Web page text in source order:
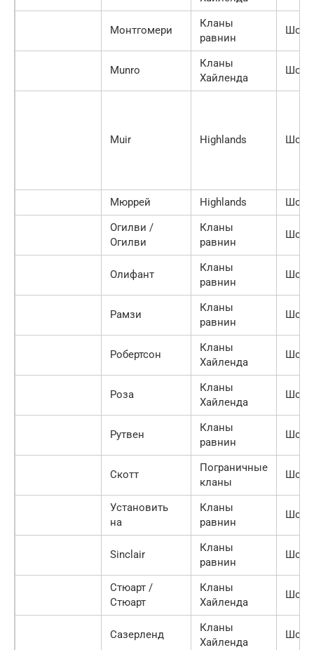
Монтгомери
Кланы
равнин
Munro
Кланы
Хайленда
Muir Highlands
Мюррей Highlands
Огилви /
Огилви
Кланы
равнин
Олифант
Кланы
равнин
Рамзи
Кланы
равнин
Робертсон
Кланы
Хайленда
Роза
Кланы
Хайленда
Рутвен
Кланы
равнин
Скотт
Пограничные
кланы
Установить
на
Кланы
равнин
Sinclair
Кланы
равнин
Стюарт /
Стюарт
Кланы
Хайленда
Сазерленд
Кланы
Хайленда